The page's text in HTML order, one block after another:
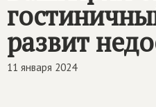
развит
11 января 2024